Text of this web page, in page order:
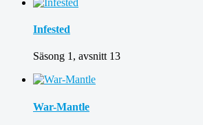
Infested
Säsong 1, avsnitt 13
War-Mantle